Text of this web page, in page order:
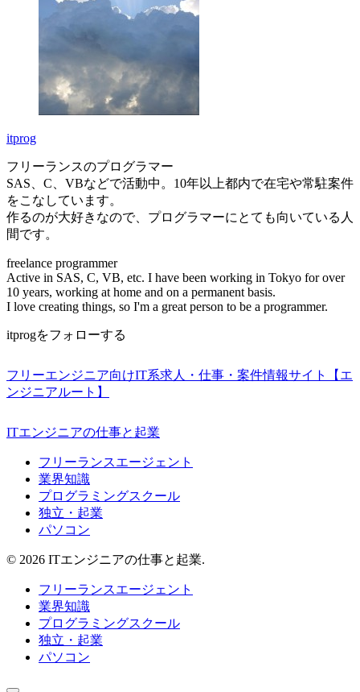
itprog
フリーランスのプログラマー
SAS、C、VBなどで活動中。10年以上都内で在宅や常駐案件
をこなしています。
作るのが大好きなので、プログラマーにとても向いている人
間です。
freelance programmer
Active in SAS, C, VB, etc. I have been working in Tokyo for over
10 years, working at home and on a permanent basis.
I love creating things, so I'm a great person to be a programmer.
itprogをフォローする
フリーエンジニア向けIT系求人・仕事・案件情報サイト【エ
ンジニアルート】
ITエンジニアの仕事と起業
フリーランスエージェント
業界知識
プログラミングスクール
独立・起業
パソコン
© 2026 ITエンジニアの仕事と起業.
フリーランスエージェント
業界知識
プログラミングスクール
独立・起業
パソコン